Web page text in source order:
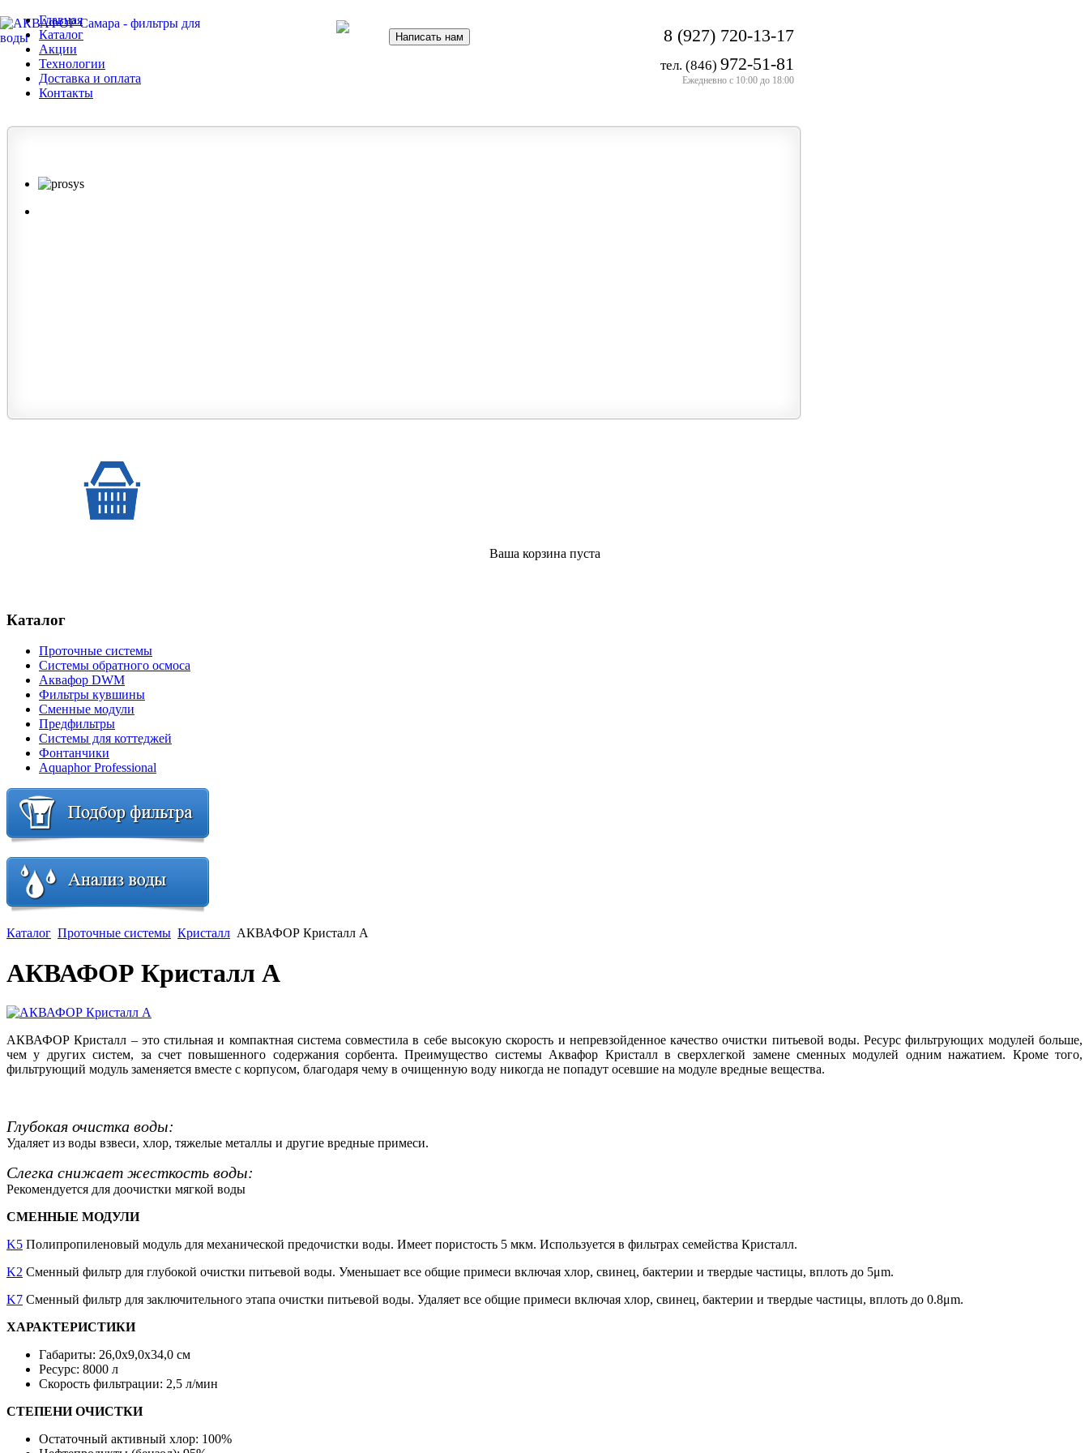
тел. (846) 972-51-81
Ежедневно с 10:00 до 18:00
8 (927) 720-13-17
Главная
Каталог
Акции
Технологии
Доставка и оплата
Контакты
Ваша корзина пуста
Каталог
Проточные системы
Системы обратного осмоса
Аквафор DWM
Фильтры кувшины
Сменные модули
Предфильтры
Системы для коттеджей
Фонтанчики
Aquaphor Professional
Каталог Проточные системы Кристалл АКВАФОР Кристалл А
АКВАФОР Кристалл А
АКВАФОР Кристалл – это стильная и компактная система совместила в себе высокую скорость и непревзойденное качество очистки питьевой воды. Ресурс фильтрующих модулей больше,
чем у других систем, за счет повышенного содержания сорбента. Преимущество системы Аквафор Кристалл в сверхлегкой замене сменных модулей одним нажатием. Кроме того,
фильтрующий модуль заменяется вместе с корпусом, благодаря чему в очищенную воду никогда не попадут осевшие на модуле вредные вещества.
Глубокая очистка воды:
Удаляет из воды взвеси, хлор, тяжелые металлы и другие вредные примеси.
Слегка снижает жесткость воды:
Рекомендуется для доочистки мягкой воды
СМЕННЫЕ МОДУЛИ
K5 Полипропиленовый модуль для механической предочистки воды. Имеет пористость 5 мкм. Используется в фильтрах семейства Кристалл.
K2 Сменный фильтр для глубокой очистки питьевой воды. Уменьшает все общие примеси включая хлор, свинец, бактерии и твердые частицы, вплоть до 5μm.
K7 Сменный фильтр для заключительного этапа очистки питьевой воды. Удаляет все общие примеси включая хлор, свинец, бактерии и твердые частицы, вплоть до 0.8μm.
ХАРАКТЕРИСТИКИ
Габариты: 26,0x9,0x34,0 см
Ресурс: 8000 л
Скорость фильтрации: 2,5 л/мин
СТЕПЕНИ ОЧИСТКИ
Остаточный активный хлор: 100%